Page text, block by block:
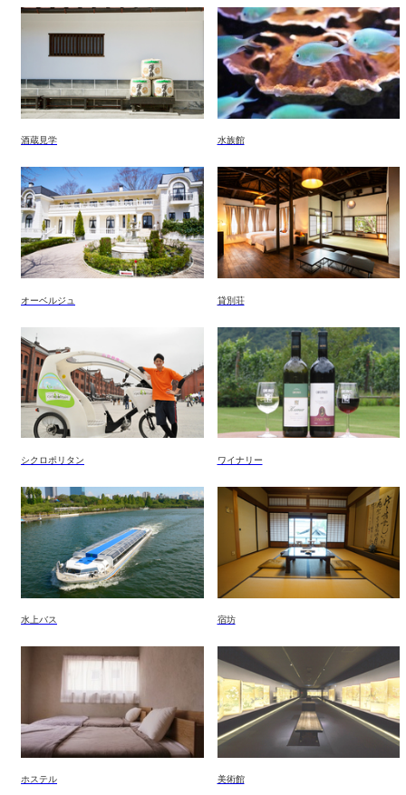
酒蔵見学 水族館
オーベルジュ 貸別荘
シクロポリタン ワイナリー
水上バス 宿坊
ホステル 美術館